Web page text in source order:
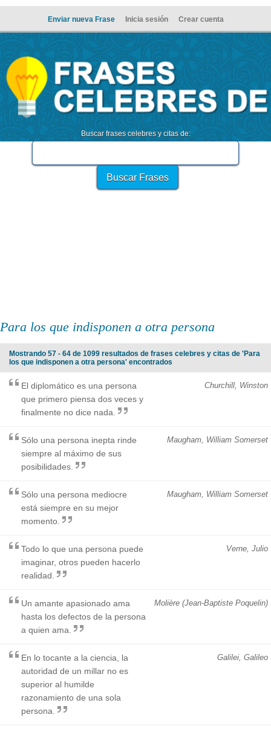
Enviar nueva Frase Inicia sesión Crear cuenta
Buscar frases celebres y citas de:
Para los que indisponen a otra persona
Mostrando 57 - 64 de 1099 resultados de frases celebres y citas de 'Para
los que indisponen a otra persona' encontrados
Churchill, Winston
El diplomático es una persona
que primero piensa dos veces y
finalmente no dice nada.
Maugham, William Somerset
Sólo una persona inepta rinde
siempre al máximo de sus
posibilidades.
Maugham, William Somerset
Sólo una persona mediocre
está siempre en su mejor
momento.
Verne, Julio
Todo lo que una persona puede
imaginar, otros pueden hacerlo
realidad.
Molière (Jean-Baptiste Poquelin)
Un amante apasionado ama
hasta los defectos de la persona
a quien ama.
Galilei, Galileo
En lo tocante a la ciencia, la
autoridad de un millar no es
superior al humilde
razonamiento de una sola
persona.